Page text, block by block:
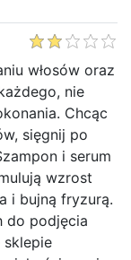
włosów oraz
nie
Chcąc
sięgnij po
i serum
wzrost
i bujną fryzurą.
do podjęcia
sklepie